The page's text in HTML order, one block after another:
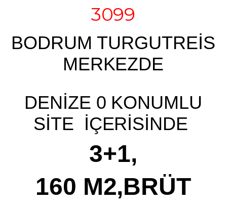
3099
BODRUM TURGUTREİS
MERKEZDE
DENİZE 0 KONUMLU
SİTE İÇERİSİNDE
3+1,
160 M2,BRÜT